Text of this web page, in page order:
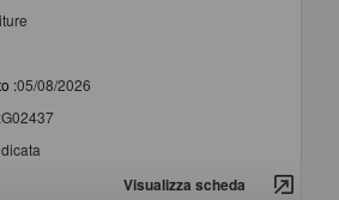
:05/08/2026
G02437
Visualizza scheda